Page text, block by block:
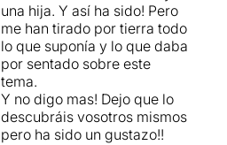
una hija. Y así ha sido! Pero
me han tirado por tierra todo
lo que suponía y lo que daba
por sentado sobre este
tema.
Y no digo mas! Dejo que lo
descubráis vosotros mismos
pero ha sido un gustazo!!